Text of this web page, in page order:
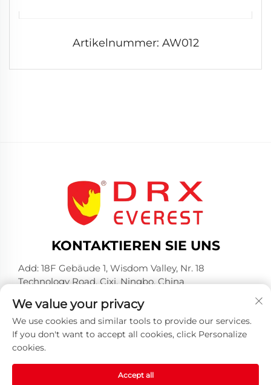
Artikelnummer: AW012
KONTAKTIEREN SIE UNS
Add: 18F Gebäude 1, Wisdom Valley, Nr. 18
Technology Road, Cixi, Ningbo, China
Tel.: +86-574-23660321
E-Mail:[email protected]
We value your privacy
We use cookies and similar tools to provide our services.
If you don't want to accept all cookies, click Personalize
cookies.
Accept all